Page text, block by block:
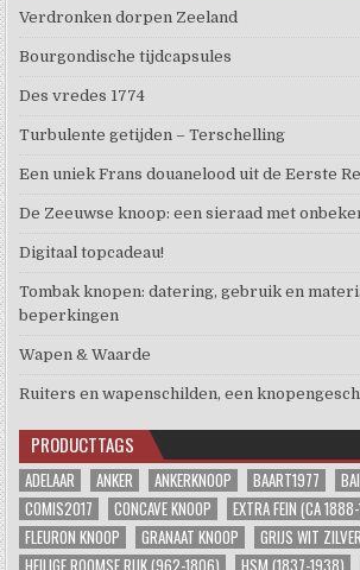
Verdronken dorpen Zeeland
Bourgondische tijdcapsules
Des vredes 1774
Turbulente getijden – Terschelling
Een uniek Frans douanelood uit de Eerste
De Zeeuwse knoop: een sieraad met
Digitaal topcadeau!
Tombak knopen: datering, gebruik en
beperkingen
Wapen & Waarde
Ruiters en wapenschilden, een
PRODUCTTAGS
ADELAAR ANKER ANKERKNOOP BAART1977
COMIS2017
CONCAVE KNOOP EXTRA FEIN (CA
FLEURON KNOOP
GRANAAT KNOOP GRIJS WIT ZILVER